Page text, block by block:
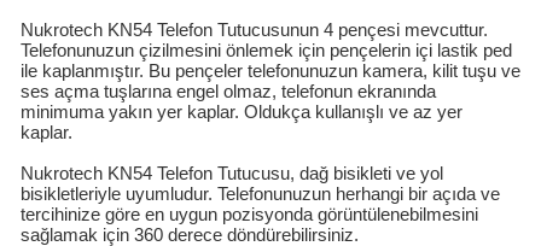
Nukrotech KN54 Telefon Tutucusunun 4 pençesi mevcuttur.
Telefonunuzun çizilmesini önlemek için pençelerin içi lastik ped
ile kaplanmıştır. Bu pençeler telefonunuzun kamera, kilit tuşu ve
ses açma tuşlarına engel olmaz, telefonun ekranında
minimuma yakın yer kaplar. Oldukça kullanışlı ve az yer
kaplar.
Nukrotech KN54 Telefon Tutucusu, dağ bisikleti ve yol
bisikletleriyle uyumludur. Telefonunuzun herhangi bir açıda ve
tercihinize göre en uygun pozisyonda görüntülenebilmesini
sağlamak için 360 derece döndürebilirsiniz.